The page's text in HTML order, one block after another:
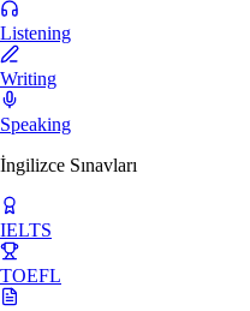
Listening
Writing
Speaking
İngilizce Sınavları
IELTS
TOEFL